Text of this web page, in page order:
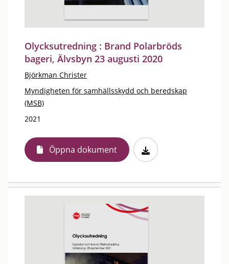
Olycksutredning : Brand Polarbröds
bageri, Älvsbyn 23 augusti 2020
Björkman Christer
Myndigheten för samhällsskydd och beredskap
(MSB)
2021
Öppna dokument